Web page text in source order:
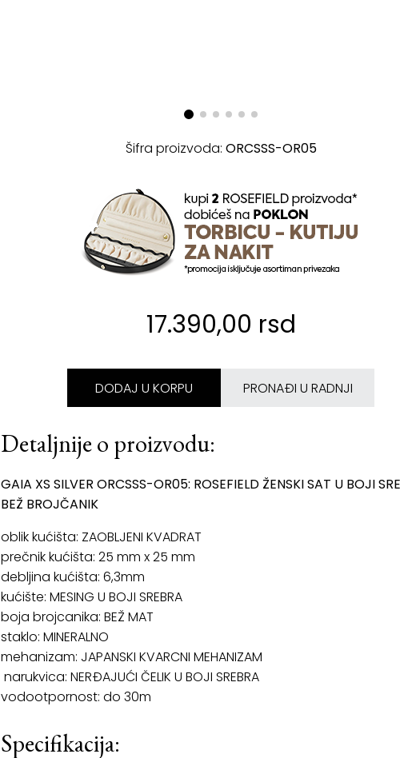
Šifra proizvoda: ORCSSS-OR05
17.390,00 rsd
DODAJ U KORPU PRONAĐI U RADNJI
Detaljnije o proizvodu:
GAIA XS SILVER ORCSSS-OR05: ROSEFIELD ŽENSKI SAT U BOJI
BEŽ BROJČANIK
oblik kućišta: ZAOBLJENI KVADRAT
prečnik kućišta: 25 mm x 25 mm
debljina kućišta: 6,3mm
kućište: MESING U BOJI SREBRA
boja brojcanika: BEŽ MAT
staklo: MINERALNO
mehanizam: JAPANSKI KVARCNI MEHANIZAM
narukvica: NERĐAJUĆI ČELIK U BOJI SREBRA
vodootpornost: do 30m
Specifikacija: